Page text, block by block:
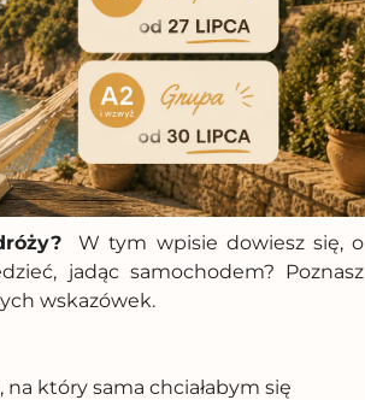
W tym wpisie dowiesz się, o
jadąc samochodem? Poznasz
wskazówek.
na który sama chciałabym się